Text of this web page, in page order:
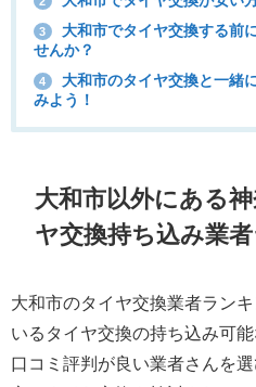
3
大和市でタイヤ交換する前
せんか？
4
大和市のタイヤ交換と一緒
みよう！
大和市以外にある
ヤ交換持ち込み業
大和市のタイヤ交換業者ラン
いるタイヤ交換の持ち込み可
口コミ評判が良い業者さんを